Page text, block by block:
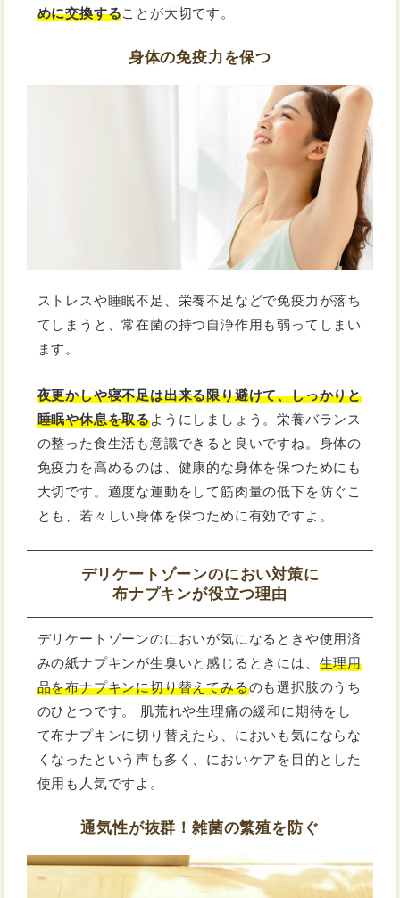
めに交換することが大切です。
身体の免疫力を保つ
ストレスや睡眠不足、栄養不足などで免疫力が落ち
てしまうと、常在菌の持つ自浄作用も弱ってしまい
ます。
夜更かしや寝不足は出来る限り避けて、しっかりと
睡眠や休息を取るようにしましょう。栄養バランス
の整った食生活も意識できると良いですね。身体の
免疫力を高めるのは、健康的な身体を保つためにも
大切です。適度な運動をして筋肉量の低下を防ぐこ
とも、若々しい身体を保つために有効ですよ。
デリケートゾーンのにおい対策に
布ナプキンが役立つ理由
デリケートゾーンのにおいが気になるときや使用済
みの紙ナプキンが生臭いと感じるときには、 生理用
品を布ナプキンに切り替えてみるのも選択肢のうち
のひとつです。 肌荒れや生理痛の緩和に期待をし
て布ナプキンに切り替えたら、においも気にならな
くなったという声も多く、においケアを目的とした
使用も人気ですよ。
通気性が抜群！雑菌の繁殖を防ぐ